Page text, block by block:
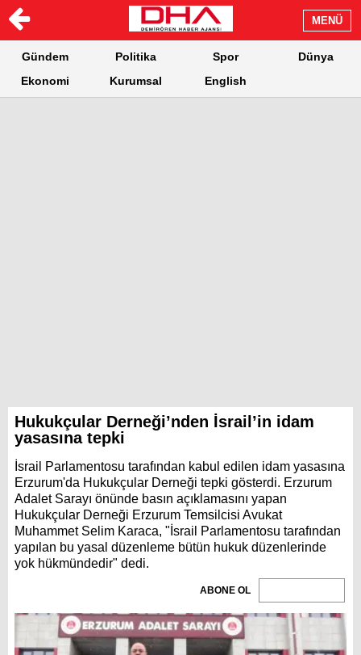
MENÜ
Gündem Politika Spor
Dünya
Ekonomi
Kurumsal English
Hukukçular Derneği’nden İsrail’in idam
yasasına tepki
İsrail Parlamentosu tarafından kabul edilen idam yasasına
Erzurum'da Hukukçular Derneği tepki gösterdi. Erzurum
Adalet Sarayı önünde basın açıklamasını yapan
Hukukçular Derneği Erzurum Temsilcisi Avukat
Muhammet Selim Karaca, "İsrail Parlamentosu tarafından
yapılan bu yasal düzenleme bütün hukuk düzenlerinde
yok hükmündedir" dedi.
ABONE OL